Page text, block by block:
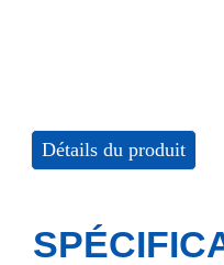
Détails du produit